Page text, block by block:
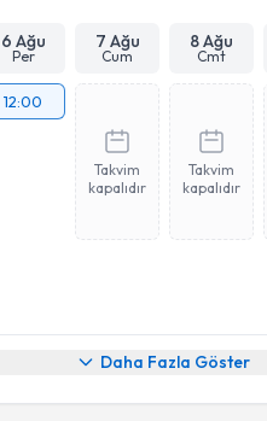
6 Ağu
Per
7 Ağu
Cum
8 Ağu
Cmt
12:00
Takvim
kapalıdır
Takvim
kapalıdır
Daha Fazla Göster